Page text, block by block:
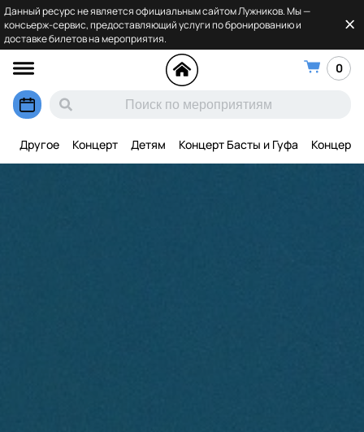
Данный ресурс не является официальным сайтом Лужников. Мы —
консьерж-сервис, предоставляющий услуги по бронированию и
доставке билетов на мероприятия.
0
Другое Концерт Детям Концерт Басты и Гуфа Концерт